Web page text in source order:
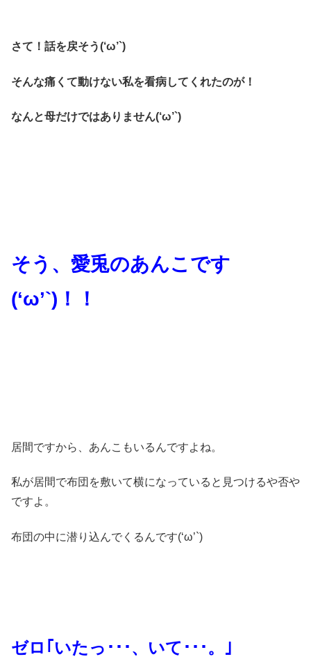
さて！話を戻そう(‘ω’`)
そんな痛くて動けない私を看病してくれたのが！
なんと母だけではありません(‘ω’`)
そう、愛兎のあんこです
(‘ω’`)！！
居間ですから、あんこもいるんですよね。
私が居間で布団を敷いて横になっていると見つけるや否や
ですよ。
布団の中に潜り込んでくるんです(‘ω’`)
ゼロ｢いたっ･･･、いて･･･。｣